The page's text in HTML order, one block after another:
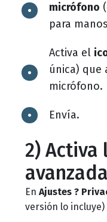
micrófono
para
Activa el
única) que
micrófono.
Envía.
2) Activa
avanzada
En Ajustes ?
versión lo